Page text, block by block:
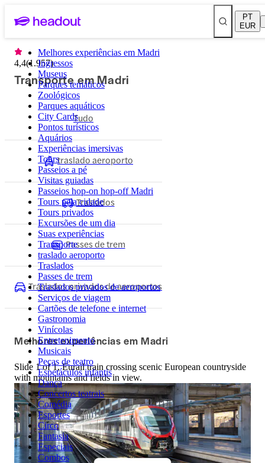
PT
EUR
Melhores experiências em Madri
Ingressos
Museus
Parques temáticos
Zoológicos
Parques aquáticos
City Cards
Pontos turísticos
Aquários
Experiências imersivas
Tours
Passeios a pé
Visitas guiadas
Passeios hop-on hop-off Madri
Tours pela cidade
Tours privados
Excursões de um dia
Suas experiências
Transporte
traslado aeroporto
Traslados
Passes de trem
Traslados privados de aeroportos
Serviços de viagem
Cartões de telefone e internet
Gastronomia
Vinícolas
Entretenimento
Musicais
Peças de teatro
Espetáculos infantis
Dança
Concertos teatrais
Comédia
Esportes
Circo
Fantasia
Especiais
Combos
4,4(1.957)
Transporte em Madri
Tudo
traslado aeroporto
Traslados
Passes de trem
Traslados privados de aeroportos
Melhores experiências em Madri
Slide 1 of 1, Eurail train crossing scenic European countryside
with mountains and fields in view.